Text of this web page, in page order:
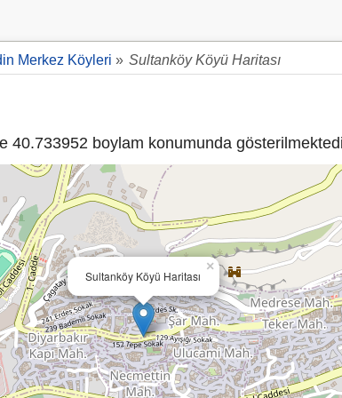
Merkez Köyleri » Sultanköy Köyü Haritası
40.733952 boylam konumunda
Sultanköy Köyü Haritası
×